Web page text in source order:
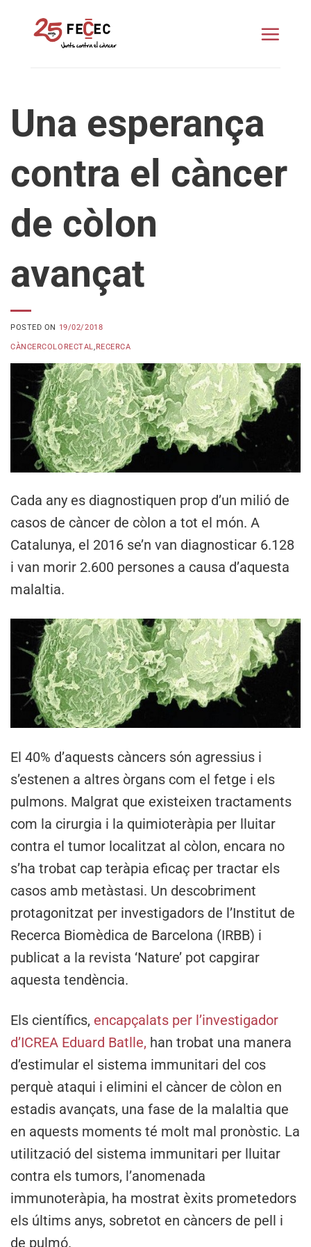
Una esperança
contra el càncer
de còlon
avançat
POSTED ON 19/02/2018
CÀNCERCOLORECTAL,RECERCA
Cada any es diagnostiquen prop d’un milió de
casos de càncer de còlon a tot el món. A
Catalunya, el 2016 se’n van diagnosticar 6.128
i van morir 2.600 persones a causa d’aquesta
malaltia.
El 40% d’aquests càncers són agressius i
s’estenen a altres òrgans com el fetge i els
pulmons. Malgrat que existeixen tractaments
com la cirurgia i la quimioteràpia per lluitar
contra el tumor localitzat al còlon, encara no
s’ha trobat cap teràpia eficaç per tractar els
casos amb metàstasi. Un descobriment
protagonitzat per investigadors de l’Institut de
Recerca Biomèdica de Barcelona (IRBB) i
publicat a la revista ‘Nature’ pot capgirar
aquesta tendència.
Els científics, encapçalats per l’investigador
d’ICREA Eduard Batlle, han trobat una manera
d’estimular el sistema immunitari del cos
perquè ataqui i elimini el càncer de còlon en
estadis avançats, una fase de la malaltia que
en aquests moments té molt mal pronòstic. La
utilització del sistema immunitari per lluitar
contra els tumors, l’anomenada
immunoteràpia, ha mostrat èxits prometedors
els últims anys, sobretot en càncers de pell i
de pulmó.